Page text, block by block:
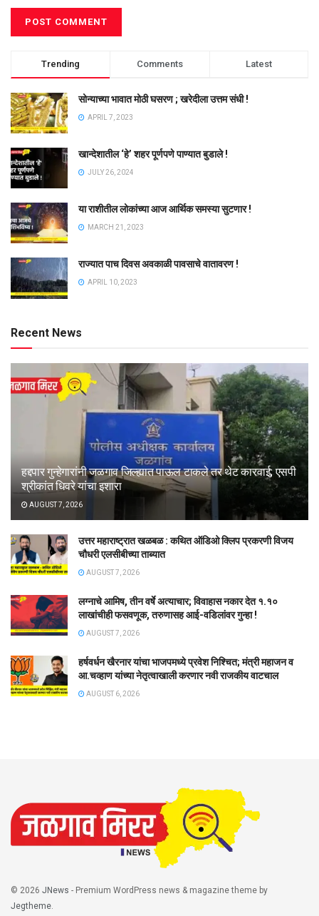
Trending Comments Latest
सोन्याच्या भावात मोठी घसरण ; खरेदीला उत्तम संधी !
APRIL 7, 2023
खान्देशातील ‘हे’ शहर पूर्णपणे पाण्यात बुडाले !
JULY 26, 2024
या राशीतील लोकांच्या आज आर्थिक समस्या सुटणार !
MARCH 21, 2023
राज्यात पाच दिवस अवकाळी पावसाचे वातावरण !
APRIL 10, 2023
Recent News
हद्दपार गुन्हेगारांनी जळगाव जिल्ह्यात पाऊल टाकले तर थेट कारवाई; एसपी
श्रीकांत धिवरे यांचा इशारा
AUGUST 7, 2026
उत्तर महाराष्ट्रात खळबळ : कथित ऑडिओ क्लिप प्रकरणी विजय
चौधरी एलसीबीच्या ताब्यात
AUGUST 7, 2026
लग्नाचे आमिष, तीन वर्षे अत्याचार; विवाहास नकार देत १.१०
लाखांचीही फसवणूक, तरुणासह आई-वडिलांवर गुन्हा !
AUGUST 7, 2026
हर्षवर्धन खैरनार यांचा भाजपमध्ये प्रवेश निश्चित; मंत्री महाजन व
आ.चव्हाण यांच्या नेतृत्वाखाली करणार नवी राजकीय वाटचाल
AUGUST 6, 2026
© 2026 JNews - Premium WordPress news & magazine theme by
Jegtheme